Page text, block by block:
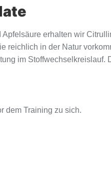
erhalten wir
reichlich in der Natur
im
dem Training zu sich.